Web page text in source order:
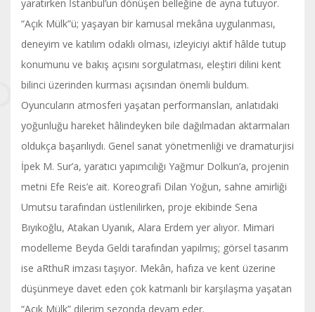
yaratırken İstanbul’un dönüşen belleğine de ayna tutuyor.
“Açık Mülk”ü; yaşayan bir kamusal mekâna uygulanması,
deneyim ve katılım odaklı olması, izleyiciyi aktif hâlde tutup
konumunu ve bakış açısını sorgulatması, eleştiri dilini kent
bilinci üzerinden kurması açısından önemli buldum.
Oyuncuların atmosferi yaşatan performansları, anlatıdaki
yoğunluğu hareket hâlindeyken bile dağılmadan aktarmaları
oldukça başarılıydı. Genel sanat yönetmenliği ve dramaturjisi
İpek M. Sur’a, yaratıcı yapımcılığı Yağmur Dolkun’a, projenin
metni Efe Reis’e ait. Koreografi Dilan Yoğun, sahne amirliği
Umutsu tarafından üstlenilirken, proje ekibinde Sena
Bıyıkoğlu, Atakan Uyanık, Alara Erdem yer alıyor. Mimari
modelleme Beyda Geldi tarafından yapılmış; görsel tasarım
ise aRthuR imzası taşıyor. Mekân, hafıza ve kent üzerine
düşünmeye davet eden çok katmanlı bir karşılaşma yaşatan
“Açık Mülk” dilerim sezonda devam eder.